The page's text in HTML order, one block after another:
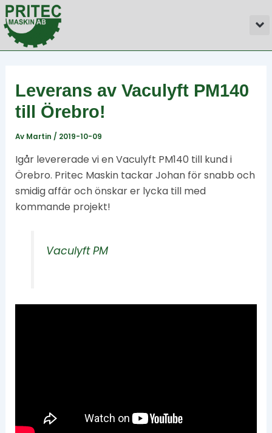
Hoppa
till
innehåll
Leverans av Vaculyft PM140
till Örebro!
Av Martin / 2019-10-09
Igår levererade vi en Vaculyft PM140 till kund i
Örebro. Pritec Maskin tackar Johan för snabb och
smidig affär och önskar er lycka till med
kommande projekt!
Vaculyft PM
Inläggsnavigering